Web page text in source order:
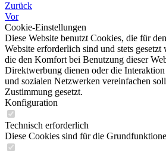
Zurück
Vor
Cookie-Einstellungen
Diese Website benutzt Cookies, die für
Website erforderlich sind und stets
die den Komfort bei Benutzung dieser
Direktwerbung dienen oder die Interaktion
und sozialen Netzwerken vereinfachen
Zustimmung gesetzt.
Konfiguration
Technisch erforderlich
Diese Cookies sind für die